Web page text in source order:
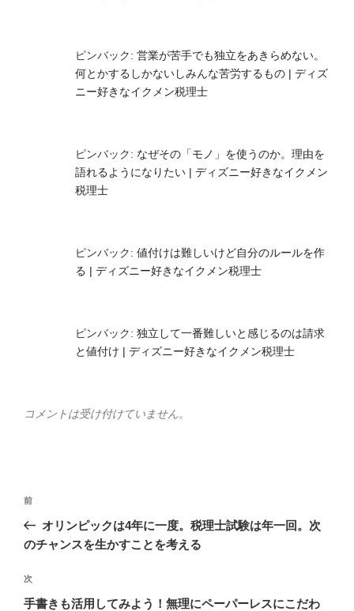
ピンバック: 営業が苦手でも独立をあきらめない。
何とかするしかないしみんな苦労するもの | ディズ
ニー好きなイクメン税理士
ピンバック: なぜその「モノ」を使うのか。理由を
語れるようになりたい | ディズニー好きなイクメン
税理士
ピンバック: 値付けは難しいけど自分のルールを作
る | ディズニー好きなイクメン税理士
ピンバック: 独立して一番難しいと感じるのは請求
と値付け | ディズニー好きなイクメン税理士
コメントは受け付けていません。
投
ナ
ゲ
ー
前
の
投
前
オリンピックは4年に一度。税理士試験は年一回。次
のチャンスを生かすことを考える
次
の
次
手書きも活用してみよう！無理にペーパーレスにこだわ